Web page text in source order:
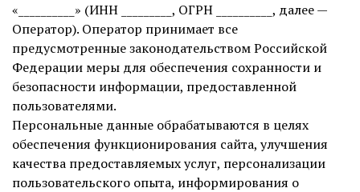
«__________» (ИНН _________, ОГРН __________, далее —
Оператор). Оператор принимает все
предусмотренные законодательством Российской
Федерации меры для обеспечения сохранности и
безопасности информации, предоставленной
пользователями.
Персональные данные обрабатываются в целях
обеспечения функционирования сайта, улучшения
качества предоставляемых услуг, персонализации
пользовательского опыта, информирования о